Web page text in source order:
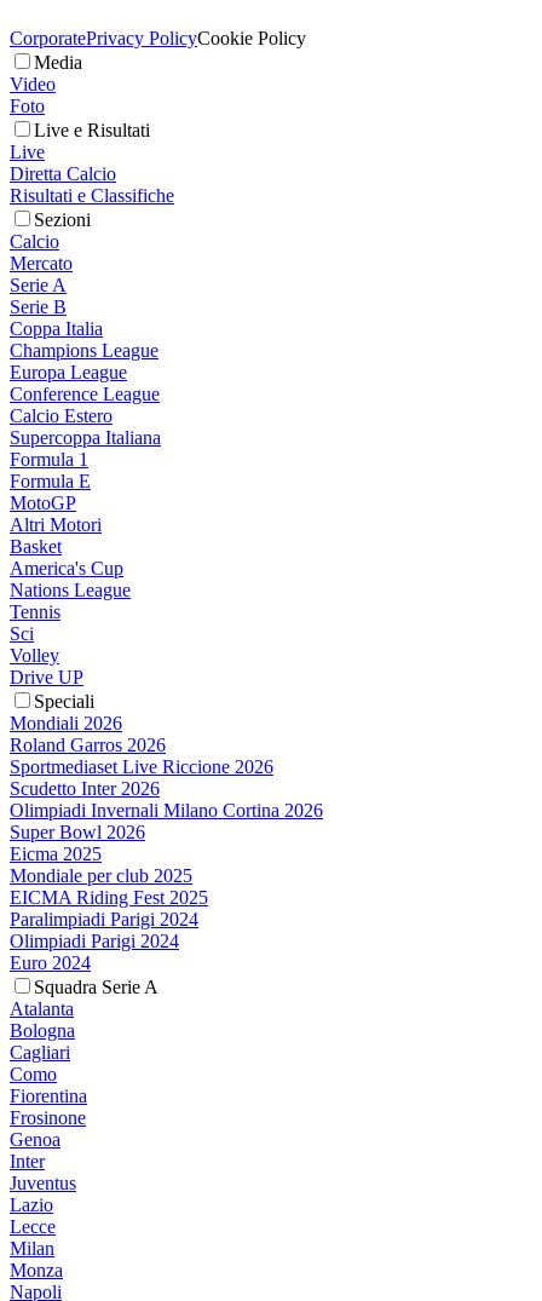
CorporatePrivacy PolicyCookie Policy
Media
Video
Foto
Live e Risultati
Live
Diretta Calcio
Risultati e Classifiche
Sezioni
Calcio
Mercato
Serie A
Serie B
Coppa Italia
Champions League
Europa League
Conference League
Calcio Estero
Supercoppa Italiana
Formula 1
Formula E
MotoGP
Altri Motori
Basket
America's Cup
Nations League
Tennis
Sci
Volley
Drive UP
Speciali
Mondiali 2026
Roland Garros 2026
Sportmediaset Live Riccione 2026
Scudetto Inter 2026
Olimpiadi Invernali Milano Cortina 2026
Super Bowl 2026
Eicma 2025
Mondiale per club 2025
EICMA Riding Fest 2025
Paralimpiadi Parigi 2024
Olimpiadi Parigi 2024
Euro 2024
Squadra Serie A
Atalanta
Bologna
Cagliari
Como
Fiorentina
Frosinone
Genoa
Inter
Juventus
Lazio
Lecce
Milan
Monza
Napoli